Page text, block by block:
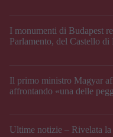
I monumenti di Budapest
Parlamento, del Castello
Il primo ministro Magyar
affrontando «una delle
Ultime notizie – Rivelata